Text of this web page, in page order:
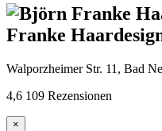
Franke
Walporzheimer Str. 11, Bad
4,6 109 Rezensionen
×